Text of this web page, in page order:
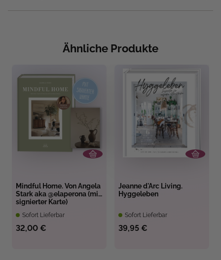
Ähnliche Produkte
Mindful Home. Von Angela
Stark aka @elaperona (mit
signierter Karte)
Sofort Lieferbar
32,00 €
Jeanne d'Arc Living.
Hyggeleben
Sofort Lieferbar
39,95 €